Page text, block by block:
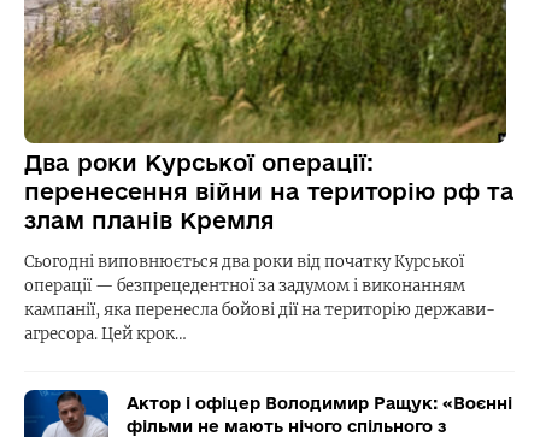
Два роки Курської операції:
перенесення війни на територію рф та
злам планів Кремля
Сьогодні виповнюється два роки від початку Курської
операції — безпрецедентної за задумом і виконанням
кампанії, яка перенесла бойові дії на територію держави-
агресора. Цей крок…
Актор і офіцер Володимир Ращук: «Воєнні
фільми не мають нічого спільного з